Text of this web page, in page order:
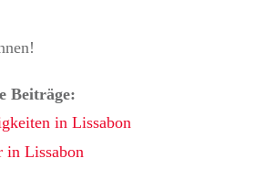
Beiträge:
in Lissabon
in Lissabon